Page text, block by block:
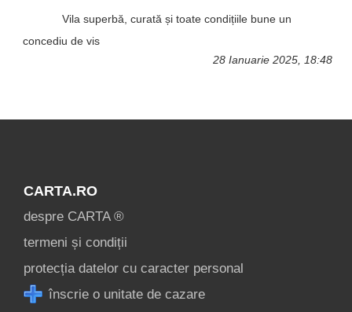
Vila superbă, curată și toate condițiile bune un
concediu de vis
28 Ianuarie 2025, 18:48
CARTA.RO
despre CARTA ®
termeni și condiții
protecția datelor cu caracter personal
înscrie o unitate de cazare